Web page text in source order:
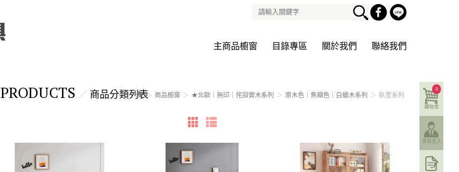
主商品櫥窗 目錄專區 關於我們 聯絡我們
商品櫥窗 ★北歐｜無印｜侘寂實木系列 原木色｜焦糖色｜白蠟木系列 臥室系列
PRODUCTS 商品分類列表
購物車
0
會員登入